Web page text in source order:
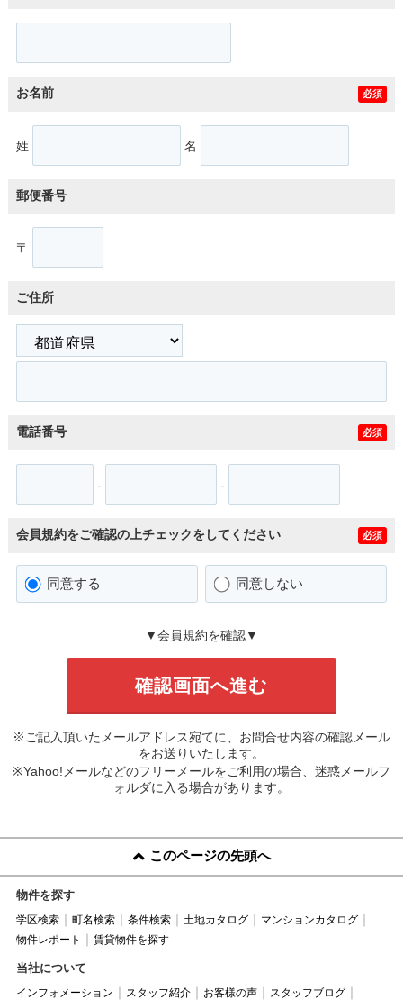
お名前 必須
姓 名
郵便番号
〒
ご住所
電話番号 必須
- -
会員規約をご確認の上チェックをしてください 必須
同意する 同意しない
▼会員規約を確認▼
※ご記入頂いたメールアドレス宛てに、お問合せ内容の確認メール
をお送りいたします。
※Yahoo!メールなどのフリーメールをご利用の場合、迷惑メールフ
ォルダに入る場合があります。
このページの先頭へ
物件を探す
学区検索 町名検索 条件検索 土地カタログ
マンションカタログ
物件レポート
賃貸物件を探す
当社について
インフォメーション スタッフ紹介 お客様の声
スタッフブログ